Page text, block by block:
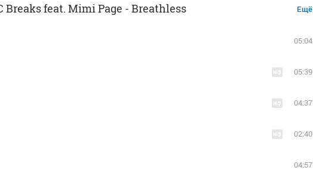
Ещё
feat. Mimi Page - Breathless
05:04
05:39
04:37
02:40
04:57